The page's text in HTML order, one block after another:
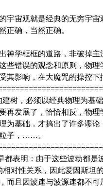
宇宙观就是经典的无穷宇
正确，当然正确。
神学框框的道路，非破掉
些错误的观念和原则，物
其影响，在大魔咒的操控下
树，必须以经典物理为基
再发展了，恰恰相反，物
为基础，才搞出了许多谬
子，……。
表明：由于这些波动都是
对性关系，因此爱因斯坦
而且因波速与波源速都不